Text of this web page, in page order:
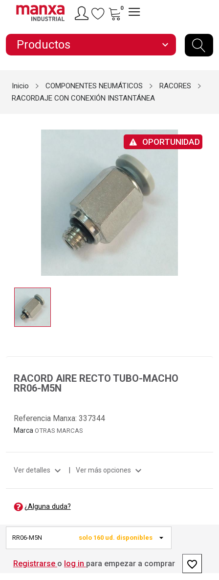
0
Productos expand_more
Inicio COMPONENTES NEUMÁTICOS
RACORES
RACORDAJE CON CONEXIÓN INSTANTÁNEA
OPORTUNIDAD
RACORD AIRE RECTO TUBO-MACHO
RR06-M5N
Referencia Manxa: 337344
Marca OTRAS MARCAS
Ver detalles expand_more | Ver más opciones expand_more
¿Alguna duda?
RR06-M5N solo 160 ud. disponibles
Registrarse o log in para empezar a comprar favorite_border